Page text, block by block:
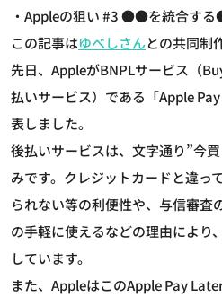
・Appleの狙い #3 ●●を統合す
この記事はゆべしさんとの共同制
先日、AppleがBNPLサービス（
払いサービス）である「Apple
表しました。
後払いサービスは、文字通り”今
みです。クレジットカードと違っ
られない等の利便性や、与信審査
の手軽に使えるなどの理由により
しています。
また、AppleはこのApple Pay